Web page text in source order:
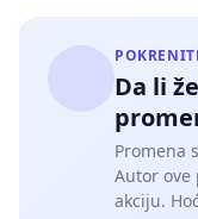
Da li
Promena
Autor ove
akciju.